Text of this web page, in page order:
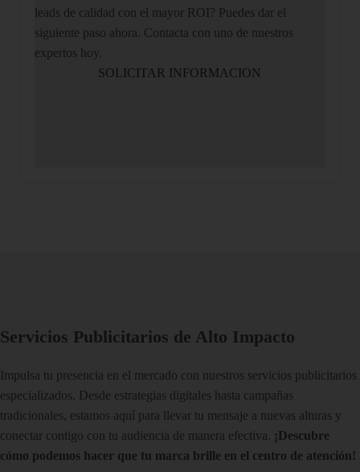
leads de calidad con el mayor ROI? Puedes dar el
siguiente paso ahora. Contacta con uno de nuestros
expertos hoy.
SOLICITAR INFORMACION
Servicios Publicitarios de Alto Impacto
Impulsa tu presencia en el mercado con nuestros servicios publicitarios
especializados. Desde estrategias digitales hasta campañas
tradicionales, estamos aquí para llevar tu mensaje a nuevas alturas y
conectar contigo con tu audiencia de manera efectiva.
¡Descubre
cómo podemos hacer que tu marca brille en el centro de atención!